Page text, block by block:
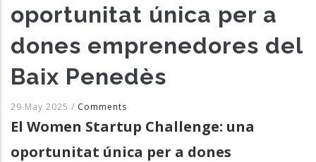
oportunitat única per a
dones emprenedores del
Baix Penedès
29 May 2025 / Comments
El Women Startup Challenge: una
oportunitat única per a dones